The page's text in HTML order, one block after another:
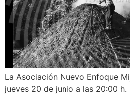
La Asociación Nuevo Enfoque
jueves 20 de junio a las 20:00